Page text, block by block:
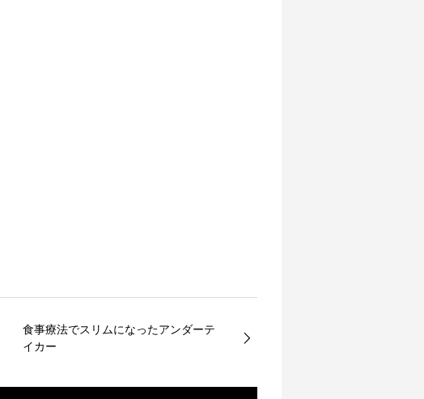
食事療法でスリムになったアンダーテ
イカー